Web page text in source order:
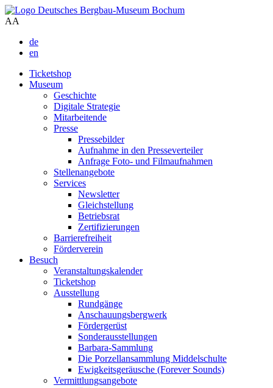
AA
de
en
Ticketshop
Museum
Geschichte
Digitale Strategie
Mitarbeitende
Presse
Pressebilder
Aufnahme in den Presseverteiler
Anfrage Foto- und Filmaufnahmen
Stellenangebote
Services
Newsletter
Gleichstellung
Betriebsrat
Zertifizierungen
Barrierefreiheit
Förderverein
Besuch
Veranstaltungskalender
Ticketshop
Ausstellung
Rundgänge
Anschauungsbergwerk
Fördergerüst
Sonderausstellungen
Barbara-Sammlung
Die Porzellansammlung Middelschulte
Ewigkeitsgeräusche (Forever Sounds)
Vermittlungsangebote